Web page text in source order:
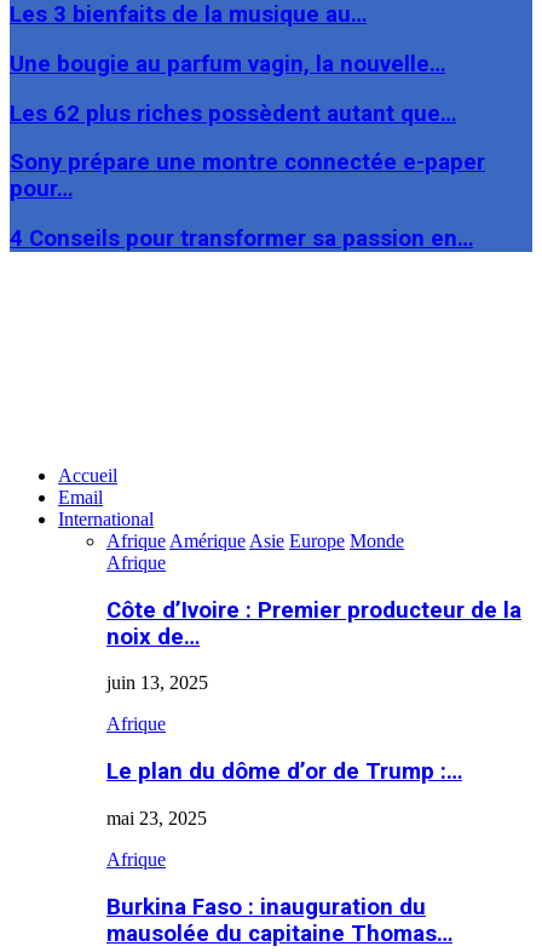
Les 3 bienfaits de la musique au…
Une bougie au parfum vagin, la nouvelle…
Les 62 plus riches possèdent autant que…
Sony prépare une montre connectée e-paper
pour…
4 Conseils pour transformer sa passion en…
Accueil
Email
International
Afrique Amérique Asie Europe Monde
Afrique
Côte d’Ivoire : Premier producteur de la
noix de…
juin 13, 2025
Afrique
Le plan du dôme d’or de Trump :…
mai 23, 2025
Afrique
Burkina Faso : inauguration du
mausolée du capitaine Thomas…